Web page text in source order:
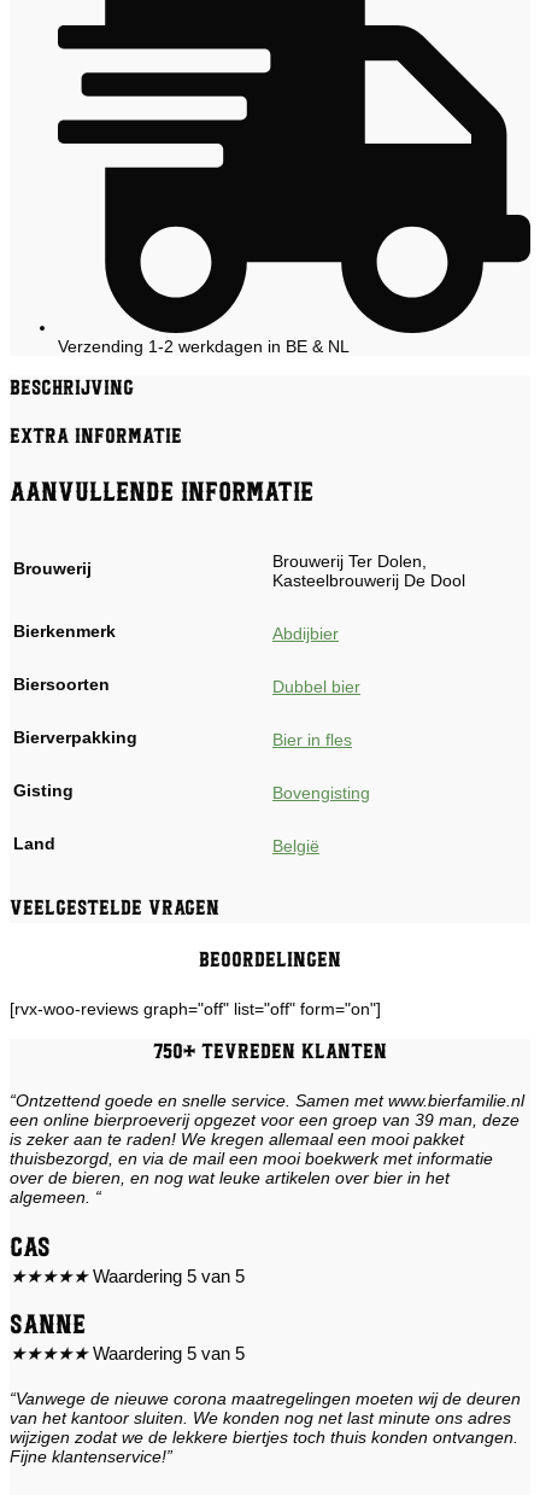
Verzending 1-2 werkdagen in BE & NL
Beschrijving
Extra informatie
Aanvullende informatie
Brouwerij
Brouwerij Ter Dolen,
Kasteelbrouwerij De Dool
Bierkenmerk Abdijbier
Biersoorten Dubbel bier
Bierverpakking Bier in fles
Gisting Bovengisting
Land België
Veelgestelde vragen
Beoordelingen
[rvx-woo-reviews graph="off" list="off" form="on"]
750+ tevreden klanten
“Ontzettend goede en snelle service. Samen met www.bierfamilie.nl
een online bierproeverij opgezet voor een groep van 39 man, deze
is zeker aan te raden! We kregen allemaal een mooi pakket
thuisbezorgd, en via de mail een mooi boekwerk met informatie
over de bieren, en nog wat leuke artikelen over bier in het
algemeen. “
Cas
★★★★★ Waardering 5 van 5
Sanne
★★★★★ Waardering 5 van 5
“Vanwege de nieuwe corona maatregelingen moeten wij de deuren
van het kantoor sluiten. We konden nog net last minute ons adres
wijzigen zodat we de lekkere biertjes toch thuis konden ontvangen.
Fijne klantenservice!”